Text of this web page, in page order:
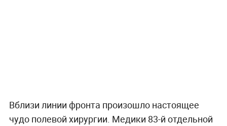
Вблизи линии фронта произошло настоящее
чудо полевой хирургии. Медики 83-й отдельной